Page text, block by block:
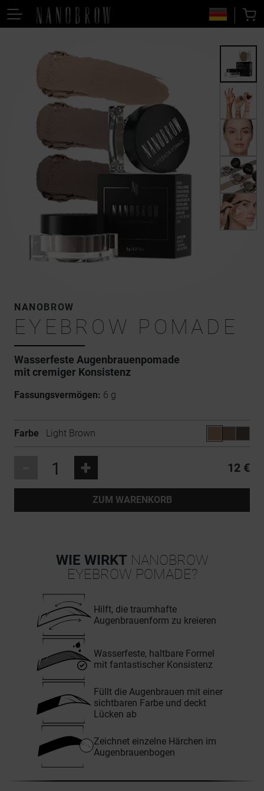
NANOBROW
EYEBROW POMADE
Wasserfeste Augenbrauenpomade
mit cremiger Konsistenz
Fassungsvermögen: 6 g
Farbe Light Brown
+ 12 €
ZUM WARENKORB
WIE WIRKT NANOBROW
EYEBROW POMADE?
Hilft, die traumhafte
Augenbrauenform zu kreieren
Wasserfeste, haltbare Formel
mit fantastischer Konsistenz
Füllt die Augenbrauen mit einer
sichtbaren Farbe und deckt
Lücken ab
Zeichnet einzelne Härchen im
Augenbrauenbogen